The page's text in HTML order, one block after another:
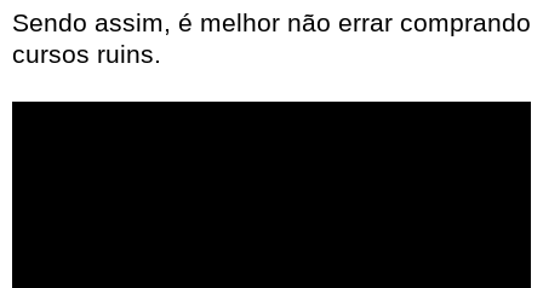
Sendo assim, é melhor não errar comprando
cursos ruins.